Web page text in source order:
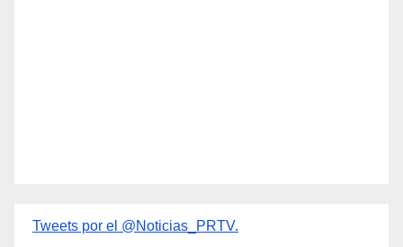
Tweets por el @Noticias_PRTV.